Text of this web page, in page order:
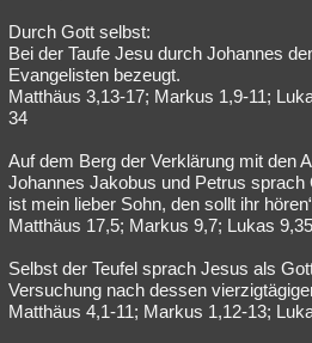
Durch Gott selbst:
Bei der Taufe Jesu durch Johannes
Evangelisten bezeugt.
Matthäus 3,13-17; Markus 1,9-11;
34
Auf dem Berg der Verklärung mit den
Johannes Jakobus und Petrus sprach
ist mein lieber Sohn, den sollt ihr
Matthäus 17,5; Markus 9,7; Lukas
Selbst der Teufel sprach Jesus als
Versuchung nach dessen
Matthäus 4,1-11; Markus 1,12-13;